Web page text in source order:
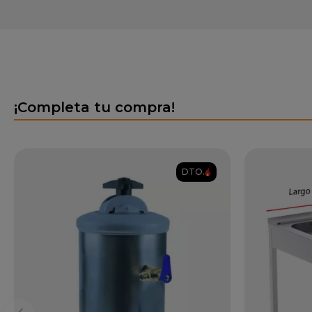
¡Completa tu compra!
DTO.